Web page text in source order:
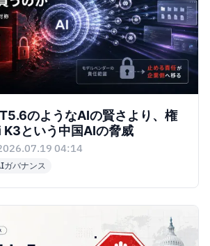
のようなAIの賢さより、権
という中国AIの脅威
04:14
ガバナンス